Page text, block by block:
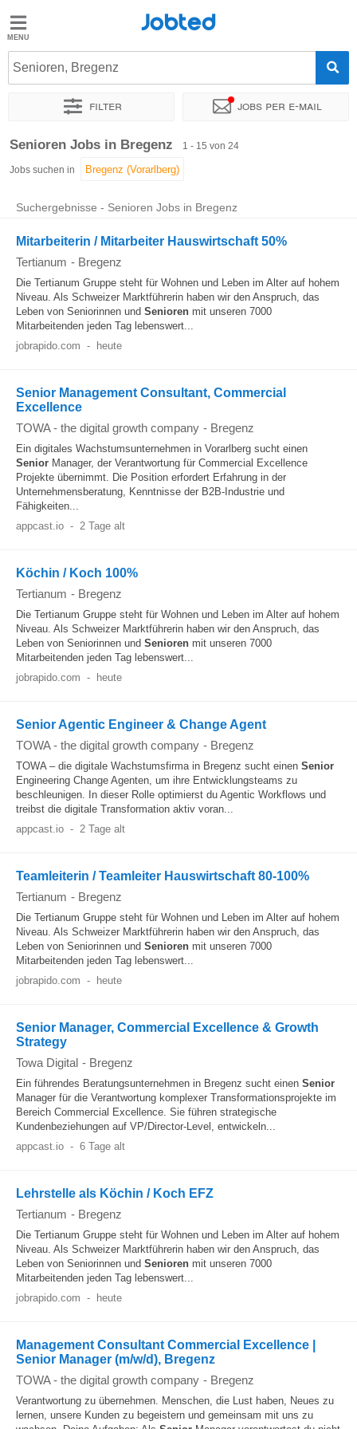
Jobted
Jobs
Jobted
Senioren, Bregenz
Filter Jobs per e-mail
Sortieren nach Genauer Standort Unternehmen
Senioren Jobs in Bregenz 1 - 15 von 24
Jobs suchen in
Suchergebnisse - Senioren Jobs in Bregenz
Mitarbeiterin / Mitarbeiter Hauswirtschaft 50%
Tertianum - Bregenz
Die Tertianum Gruppe steht für Wohnen und Leben im Alter auf hohem
Niveau. Als Schweizer Marktführerin haben wir den Anspruch, das
Leben von Seniorinnen und Senioren mit unseren 7000
Mitarbeitenden jeden Tag lebenswert...
jobrapido.com - heute
Senior Management Consultant, Commercial
Excellence
TOWA - the digital growth company - Bregenz
Ein digitales Wachstumsunternehmen in Vorarlberg sucht einen
Senior Manager, der Verantwortung für Commercial Excellence
Projekte übernimmt. Die Position erfordert Erfahrung in der
Unternehmensberatung, Kenntnisse der B2B-Industrie und
Fähigkeiten...
appcast.io - 2 Tage alt
Köchin / Koch 100%
Tertianum - Bregenz
Die Tertianum Gruppe steht für Wohnen und Leben im Alter auf hohem
Niveau. Als Schweizer Marktführerin haben wir den Anspruch, das
Leben von Seniorinnen und Senioren mit unseren 7000
Mitarbeitenden jeden Tag lebenswert...
jobrapido.com - heute
Senior Agentic Engineer & Change Agent
TOWA - the digital growth company - Bregenz
TOWA – die digitale Wachstumsfirma in Bregenz sucht einen Senior
Engineering Change Agenten, um ihre Entwicklungsteams zu
beschleunigen. In dieser Rolle optimierst du Agentic Workflows und
treibst die digitale Transformation aktiv voran...
appcast.io - 2 Tage alt
Teamleiterin / Teamleiter Hauswirtschaft 80-100%
Tertianum - Bregenz
Die Tertianum Gruppe steht für Wohnen und Leben im Alter auf hohem
Niveau. Als Schweizer Marktführerin haben wir den Anspruch, das
Leben von Seniorinnen und Senioren mit unseren 7000
Mitarbeitenden jeden Tag lebenswert...
jobrapido.com - heute
Senior Manager, Commercial Excellence & Growth
Strategy
Towa Digital - Bregenz
Ein führendes Beratungsunternehmen in Bregenz sucht einen Senior
Manager für die Verantwortung komplexer Transformationsprojekte im
Bereich Commercial Excellence. Sie führen strategische
Kundenbeziehungen auf VP/Director-Level, entwickeln...
appcast.io - 6 Tage alt
Lehrstelle als Köchin / Koch EFZ
Tertianum - Bregenz
Die Tertianum Gruppe steht für Wohnen und Leben im Alter auf hohem
Niveau. Als Schweizer Marktführerin haben wir den Anspruch, das
Leben von Seniorinnen und Senioren mit unseren 7000
Mitarbeitenden jeden Tag lebenswert...
jobrapido.com - heute
Management Consultant Commercial Excellence |
Senior Manager (m/w/d), Bregenz
TOWA - the digital growth company - Bregenz
Verantwortung zu übernehmen. Menschen, die Lust haben, Neues zu
lernen, unsere Kunden zu begeistern und gemeinsam mit uns zu